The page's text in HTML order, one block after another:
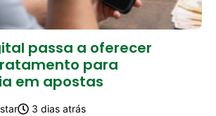
passa a oferecer
para
em apostas
3 dias atrás